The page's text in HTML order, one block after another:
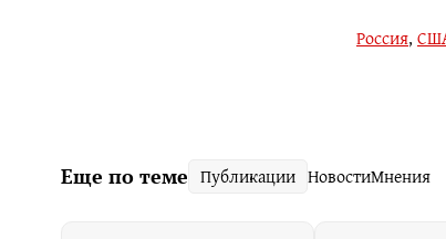
Россия,
Еще по теме Публикации НовостиМнения